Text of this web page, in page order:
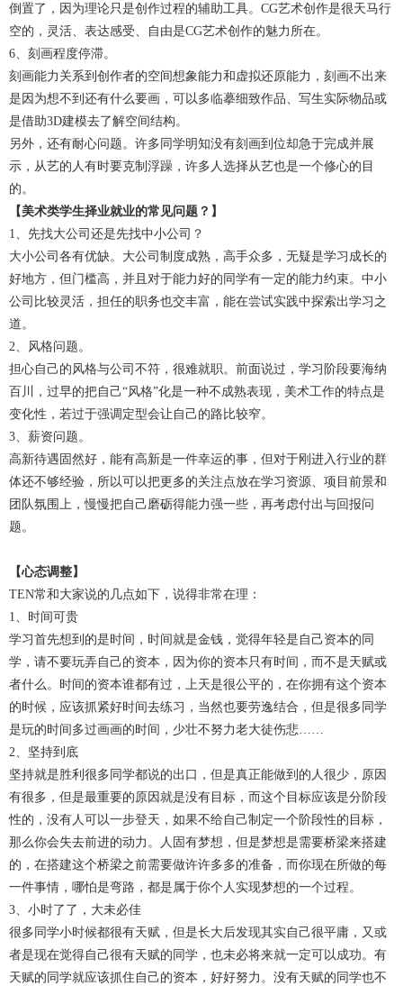
倒置了，因为理论只是创作过程的辅助工具。CG艺术创作是很天马行
空的，灵活、表达感受、自由是CG艺术创作的魅力所在。
6、刻画程度停滞。
刻画能力关系到创作者的空间想象能力和虚拟还原能力，刻画不出来
是因为想不到还有什么要画，可以多临摹细致作品、写生实际物品或
是借助3D建模去了解空间结构。
另外，还有耐心问题。许多同学明知没有刻画到位却急于完成并展
示，从艺的人有时要克制浮躁，许多人选择从艺也是一个修心的目
的。
【美术类学生择业就业的常见问题？】
1、先找大公司还是先找中小公司？
大小公司各有优缺。大公司制度成熟，高手众多，无疑是学习成长的
好地方，但门槛高，并且对于能力好的同学有一定的能力约束。中小
公司比较灵活，担任的职务也交丰富，能在尝试实践中探索出学习之
道。
2、风格问题。
担心自己的风格与公司不符，很难就职。前面说过，学习阶段要海纳
百川，过早的把自己“风格”化是一种不成熟表现，美术工作的特点是
变化性，若过于强调定型会让自己的路比较窄。
3、薪资问题。
高新待遇固然好，能有高新是一件幸运的事，但对于刚进入行业的群
体还不够经验，所以可以把更多的关注点放在学习资源、项目前景和
团队氛围上，慢慢把自己磨砺得能力强一些，再考虑付出与回报问
题。
【心态调整】
TEN常和大家说的几点如下，说得非常在理：
1、时间可贵
学习首先想到的是时间，时间就是金钱，觉得年轻是自己资本的同
学，请不要玩弄自己的资本，因为你的资本只有时间，而不是天赋或
者什么。时间的资本谁都有过，上天是很公平的，在你拥有这个资本
的时候，应该抓紧好时间去练习，当然也要劳逸结合，但是很多同学
是玩的时间多过画画的时间，少壮不努力老大徒伤悲……
2、坚持到底
坚持就是胜利很多同学都说的出口，但是真正能做到的人很少，原因
有很多，但是最重要的原因就是没有目标，而这个目标应该是分阶段
性的，没有人可以一步登天，如果不给自己制定一个阶段性的目标，
那么你会失去前进的动力。人固有梦想，但是梦想是需要桥梁来搭建
的，在搭建这个桥梁之前需要做许许多多的准备，而你现在所做的每
一件事情，哪怕是弯路，都是属于你个人实现梦想的一个过程。
3、小时了了，大未必佳
很多同学小时候都很有天赋，但是长大后发现其实自己很平庸，又或
者是现在觉得自己很有天赋的同学，也未必将来就一定可以成功。有
天赋的同学就应该抓住自己的资本，好好努力。没有天赋的同学也不